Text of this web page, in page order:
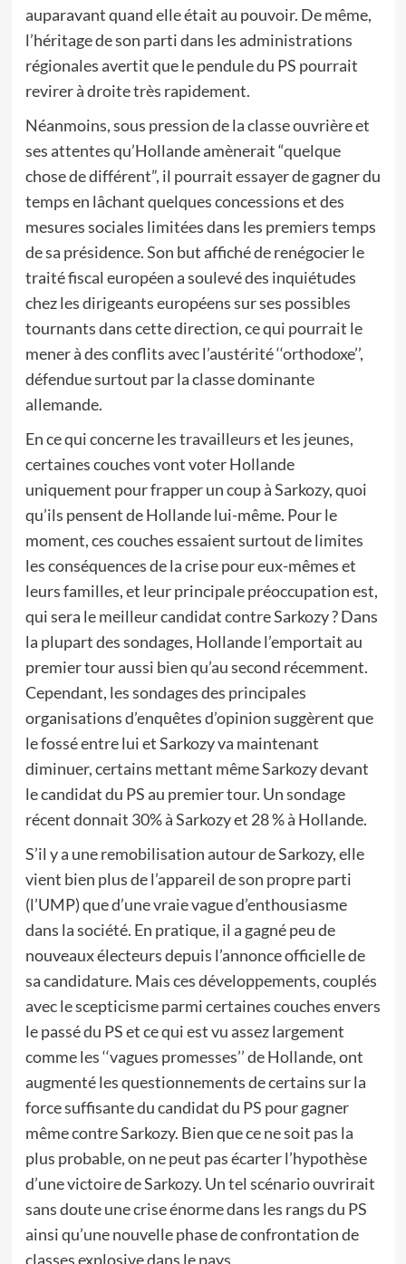
auparavant quand elle était au pouvoir. De même,
l’héritage de son parti dans les administrations
régionales avertit que le pendule du PS pourrait
revirer à droite très rapidement.
Néanmoins, sous pression de la classe ouvrière et
ses attentes qu’Hollande amènerait “quelque
chose de différent”, il pourrait essayer de gagner du
temps en lâchant quelques concessions et des
mesures sociales limitées dans les premiers temps
de sa présidence. Son but affiché de renégocier le
traité fiscal européen a soulevé des inquiétudes
chez les dirigeants européens sur ses possibles
tournants dans cette direction, ce qui pourrait le
mener à des conflits avec l’austérité ‘‘orthodoxe’’,
défendue surtout par la classe dominante
allemande.
En ce qui concerne les travailleurs et les jeunes,
certaines couches vont voter Hollande
uniquement pour frapper un coup à Sarkozy, quoi
qu’ils pensent de Hollande lui-même. Pour le
moment, ces couches essaient surtout de limites
les conséquences de la crise pour eux-mêmes et
leurs familles, et leur principale préoccupation est,
qui sera le meilleur candidat contre Sarkozy ? Dans
la plupart des sondages, Hollande l’emportait au
premier tour aussi bien qu’au second récemment.
Cependant, les sondages des principales
organisations d’enquêtes d’opinion suggèrent que
le fossé entre lui et Sarkozy va maintenant
diminuer, certains mettant même Sarkozy devant
le candidat du PS au premier tour. Un sondage
récent donnait 30% à Sarkozy et 28 % à Hollande.
S’il y a une remobilisation autour de Sarkozy, elle
vient bien plus de l’appareil de son propre parti
(l’UMP) que d’une vraie vague d’enthousiasme
dans la société. En pratique, il a gagné peu de
nouveaux électeurs depuis l’annonce officielle de
sa candidature. Mais ces développements, couplés
avec le scepticisme parmi certaines couches envers
le passé du PS et ce qui est vu assez largement
comme les ‘‘vagues promesses’’ de Hollande, ont
augmenté les questionnements de certains sur la
force suffisante du candidat du PS pour gagner
même contre Sarkozy. Bien que ce ne soit pas la
plus probable, on ne peut pas écarter l’hypothèse
d’une victoire de Sarkozy. Un tel scénario ouvrirait
sans doute une crise énorme dans les rangs du PS
ainsi qu’une nouvelle phase de confrontation de
classes explosive dans le pays.